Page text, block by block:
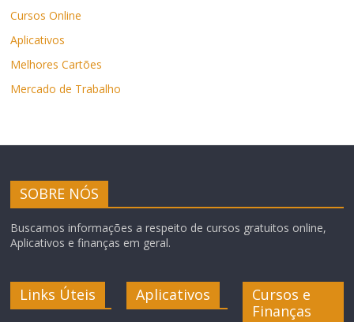
Cursos Online
Aplicativos
Melhores Cartões
Mercado de Trabalho
SOBRE NÓS
Buscamos informações a respeito de cursos gratuitos online,
Aplicativos e finanças em geral.
Links Úteis Aplicativos
Cursos e
Finanças